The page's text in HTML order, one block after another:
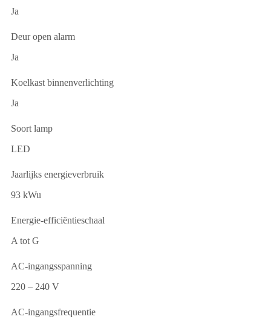
Ja
Deur open alarm
Ja
Koelkast binnenverlichting
Ja
Soort lamp
LED
Jaarlijks energieverbruik
93 kWu
Energie-efficiëntieschaal
A tot G
AC-ingangsspanning
220 – 240 V
AC-ingangsfrequentie